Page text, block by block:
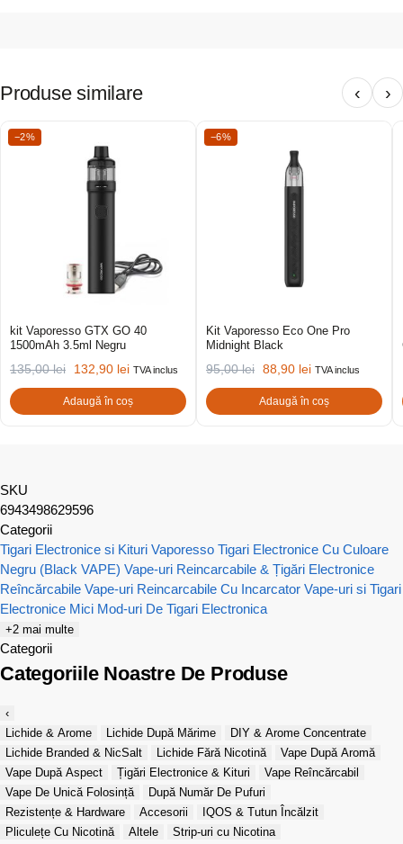
Produse similare ‹ ›
−2%
kit Vaporesso GTX GO 40
1500mAh 3.5ml Negru
135,00lei 132,90 lei TVA inclus
Adaugă în coș
−6%
Kit Vaporesso Eco One Pro
Midnight Black
95,00lei 88,90 lei TVA inclus
Adaugă în coș
SKU
6943498629596
Categorii
Tigari Electronice si Kituri Vaporesso Tigari Electronice Cu Culoare
Negru (Black VAPE) Vape-uri Reincarcabile & Țigări Electronice
Reîncărcabile Vape-uri Reincarcabile Cu Incarcator Vape-uri si Tigari
Electronice Mici Mod-uri De Tigari Electronica
+2 mai multe
Categorii
Categoriile Noastre De Produse
‹
Lichide & Arome
Lichide După Mărime
DIY & Arome Concentrate
Lichide Branded & NicSalt
Lichide Fără Nicotină
Vape După Aromă
Vape După Aspect
Țigări Electronice & Kituri
Vape Reîncărcabil
Vape De Unică Folosință
După Număr De Pufuri
Rezistențe & Hardware
Accesorii
IQOS & Tutun Încălzit
Pliculețe Cu Nicotină
Altele
Strip-uri cu Nicotina